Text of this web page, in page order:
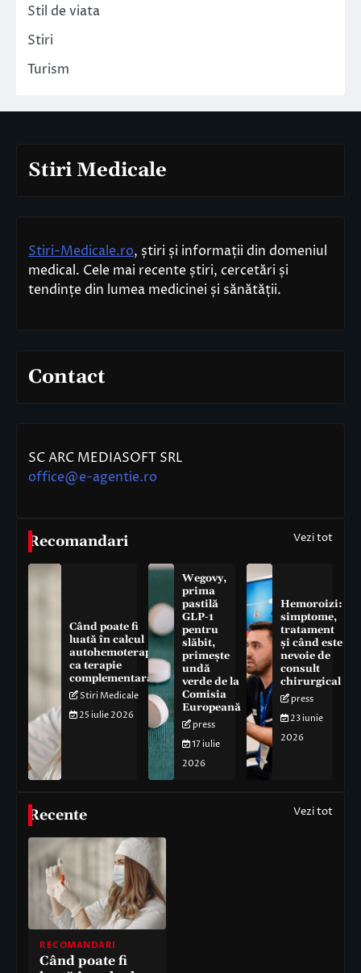
Stil de viata
Stiri
Turism
Stiri Medicale
Stiri-Medicale.ro, știri și informații din domeniul
medical. Cele mai recente știri, cercetări și
tendințe din lumea medicinei și sănătății.
Contact
SC ARC MEDIASOFT SRL
office@e-agentie.ro
Recomandari Vezi tot
Când poate fi
luată în calcul
autohemoterapia
ca terapie
complementară
Stiri Medicale
25 iulie 2026
Wegovy,
prima
pastilă
GLP-1
pentru
slăbit,
primește
undă
verde de la
Comisia
Europeană
press
17 iulie
2026
Hemoroizi:
simptome,
tratament
și când este
nevoie de
consult
chirurgical
press
23 iunie
2026
Recente Vezi tot
RECOMANDARI
Când poate fi